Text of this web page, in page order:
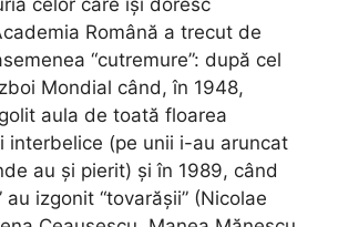
celor care își doresc
Română a trecut de
“cutremure”: după cel
Mondial când, în 1948,
aula de toată floarea
interbelice (pe unii i-au aruncat
au și pierit) și în 1989, când
au izgonit “tovarășii” (Nicolae